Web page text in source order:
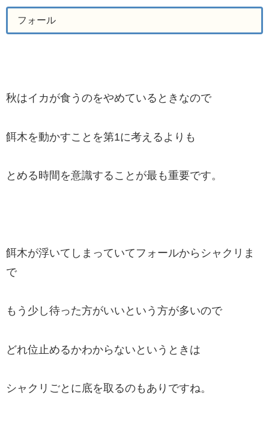
フォール
秋はイカが食うのをやめているときなので
餌木を動かすことを第1に考えるよりも
とめる時間を意識することが最も重要です。
餌木が浮いてしまっていてフォールからシャクリま
で
もう少し待った方がいいという方が多いので
どれ位止めるかわからないというときは
シャクリごとに底を取るのもありですね。